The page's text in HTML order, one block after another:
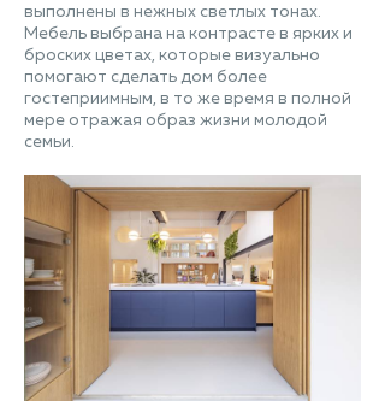
выполнены в нежных светлых тонах.
Мебель выбрана на контрасте в ярких и
броских цветах, которые визуально
помогают сделать дом более
гостеприимным, в то же время в полной
мере отражая образ жизни молодой
семьи.